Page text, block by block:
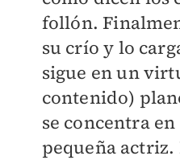
follón.
su crío y lo
sigue en un
contenido)
se concentra
pequeña actriz.